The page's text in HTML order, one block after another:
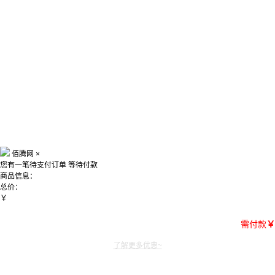
佰腾网 ×
您有一笔待支付订单 等待付款
商品信息：
总价：
￥
需付款￥
了解更多优惠~